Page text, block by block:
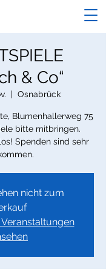
& Co“
  |
Osnabrück
Blumenhallerweg 75
bitte mitbringen.
Spenden sind sehr
nicht zum